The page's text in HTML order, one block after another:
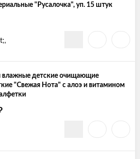
"Русалочка", уп. 15 штук
влажные детские очищающие
"Свежая Нота" с алоэ и витамином